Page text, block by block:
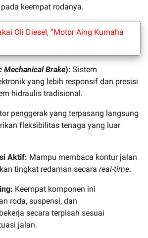
keempat rodanya.
Oli Diesel, “Motor Aing Kumaha
Mechanical Brake): Sistem
yang lebih responsif dan presisi
hidraulis tradisional.
penggerak yang terpasang langsung
fleksibilitas tenaga yang luar
Aktif: Mampu membaca kontur jalan
tingkat redaman secara real-time.
Keempat komponen ini
roda, suspensi, dan
secara terpisah sesuai
jalan.